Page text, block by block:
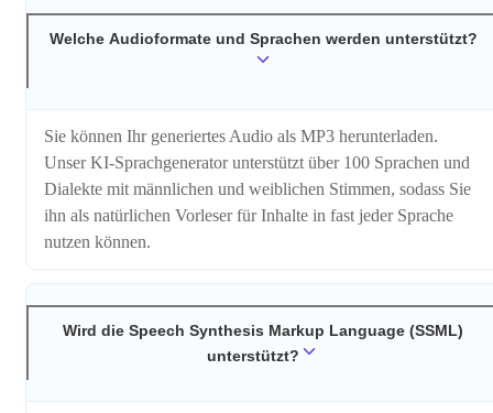
Welche Audioformate und Sprachen werden unterstützt?
Sie können Ihr generiertes Audio als MP3 herunterladen.
Unser KI-Sprachgenerator unterstützt über 100 Sprachen und
Dialekte mit männlichen und weiblichen Stimmen, sodass Sie
ihn als natürlichen Vorleser für Inhalte in fast jeder Sprache
nutzen können.
Wird die Speech Synthesis Markup Language (SSML)
unterstützt?